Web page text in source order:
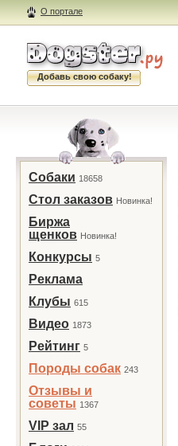
О портале
Добавь свою собаку!
Собаки 18658
Стол заказов Новинка!
Биржа
щенков Новинка!
Конкурсы 5
Реклама
Клубы 615
Видео 1873
Рейтинг 5
Породы собак 243
Отзывы и
советы 1367
VIP зал 55